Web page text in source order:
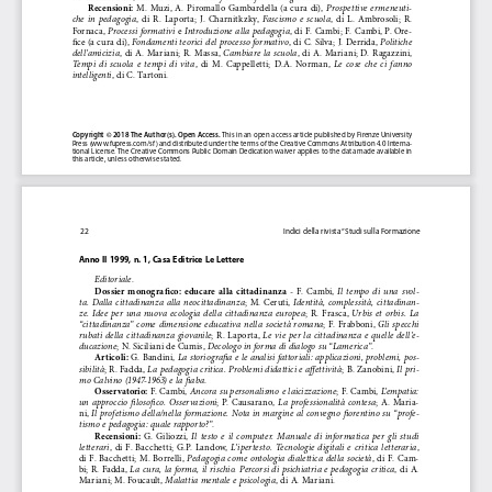
Copyright © 2018 The Author(s). Open Access. This in an open access article published by Firenze University
Press (www.fupress.com/sf) and distributed under the terms of the Creative Commons Attribution 4.0 Interna-
tional License. The Creative Commons Public Domain Dedication waiver applies to the data made available in
this article, unless otherwise stated.
Recensioni: M.  Muzi,  A.  Piromallo  Gambardella  (a  cura  di), Prospettive  ermeneuti
che  in  pedagogia ,  di  R.  Laporta;  J.  Charnitkzky, Fascismo  e  scuola,  di  L.  Ambrosoli;  R.
Fornaca, Processi  formativi
  e
Introduzione  alla  pedagogia,  di  F.  Cambi;  F.  Cambi,  P.  Ore
fice (a cura di), Fondamenti teorici del processo formativo, di C. Silva; J. Derrida, Politiche
dell’amicizia,  di  A.  Mariani;  R.  Massa, Cambiare  la  scuola ,  di  A.  Mariani;  D.  Ragazzini,
Tempi  di  scuola  e  tempi  di  vita ,  di  M.  Cappelletti;  D.A.  Norman,
Le  cose  che  ci  fanno
intelligenti , di C. Tartoni.
22 Author
Indici della rivista “Studi sulla Formazione
Anno II 1999, n. 1, Casa Editrice Le Lettere
Editoriale.
Dossier  monografico:  educare  alla  cittadinanza
  -  F.  Cambi,
Il  tempo  di  una  svol
ta.  Dalla  cittadinanza  alla  neocittadinanza;  M.  Ceruti, Identità,  complessità,  cittadinan
ze.  Idee  per  una  nuova  ecologia  della  cittadinanza  europea;  R.  Frasca, Urbis  et  orbis.  La
“cittadinanza”  come  dimensione  educativa  nella  società  romana;  F.  Frabboni, Gli  specchi
rubati  della  cittadinanza  giovanile;  R.  Laporta, Le  vie  per  la  cittadinanza  e  quelle  dell’e-
ducazione; N. Siciliani de Cumis, Decologo in forma di dialogo su “Lamerica”.
Articoli: G. Bandini, La storiografia e le analisi fattoriali: applicazioni, problemi, pos-
sibilità; R. Fadda, La pedagogia critica. Problemi didattici e affettività; B. Zanobini, Il pri
mo Calvino (1947-1963) e la fiaba
Osservatorio: F. Cambi, Ancora su personalismo e laicizzazione; F. Cambi, L’empatia:
un  approccio  filosofico.  Osservazioni;  P.  Causarano, La  professionalità  contesa;  A.  Maria
ni, Il  profetismo  della/nella  formazione.  Nota  in  margine  al  convegno  fiorentino  su  “profe-
tismo e pedagogia: quale rapporto?”.
Recensioni: G.  Giliozzi, Il  testo  e  il  computer.  Manuale  di  informatica  per  gli  studi
letterari ,  di  F.  Bacchetti;  G.P.  Landow, L’ipertesto.  Tecnologie  digitali  e  critica  letteraria
di  F.  Bacchetti;  M.  Borrelli,
  Pedagogia  come  ontologia  dialettica  della  società
,  di  F.  Cam-
bi;  R.  Fadda, La  cura,  la  forma,  il  rischio.  Percorsi  di  psichiatria  e  pedagogia  critica ,  di  A.
Mariani; M. Foucault, Malattia mentale e psicologia , di A. Mariani.